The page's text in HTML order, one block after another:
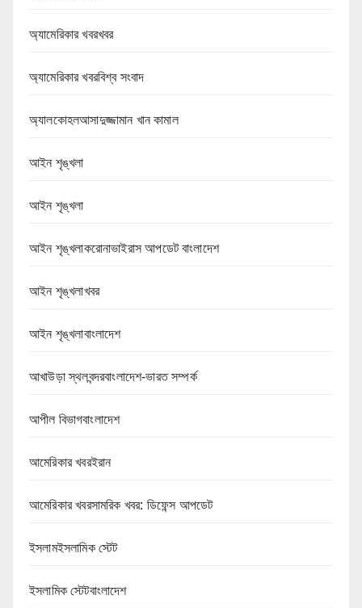
অ্যামেরিকার খবরখবর
অ্যামেরিকার খবরবিশ্ব সংবাদ
অ্যালকোহলআসাদুজ্জামান খান কামাল
আইন শৃঙ্খলা
আইন শৃঙ্খলা
আইন শৃঙ্খলাকরোনাভাইরাস আপডেট বাংলাদেশ
আইন শৃঙ্খলাখবর
আইন শৃঙ্খলাবাংলাদেশ
আখাউড়া স্থলবন্দরবাংলাদেশ-ভারত সম্পর্ক
আপীল বিভাগবাংলাদেশ
আমেরিকার খবরইরান
আমেরিকার খবরসামরিক খবর: ডিফেন্স আপডেট
ইসলামইসলামিক স্টেট
ইসলামিক স্টেটবাংলাদেশ